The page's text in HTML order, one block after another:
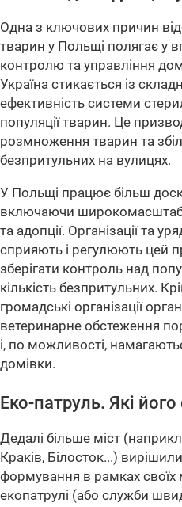
Одна з ключових причин
тварин у Польщі полягає у
контролю та управління
Україна стикається із
ефективність системи
популяції тварин. Це
розмноження тварин та
безпритульних на вулицях.
У Польщі працює більш
включаючи
та адопції. Організації та
сприяють і регулюють цей
зберігати контроль над
кількість безпритульних.
громадські організації
ветеринарне обстеження
і, по можливості,
домівки.
Еко-патруль. Які його
Дедалі більше міст
Краків, Білосток...)
формування в рамках своїх
екопатрулі (або служби